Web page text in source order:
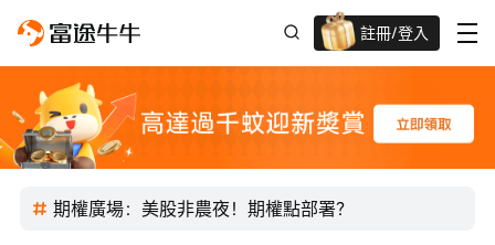
註冊/登入
迎新驚喜賞 股票/BTC等任你揀!
期權廣場：美股非農夜！期權點部署？